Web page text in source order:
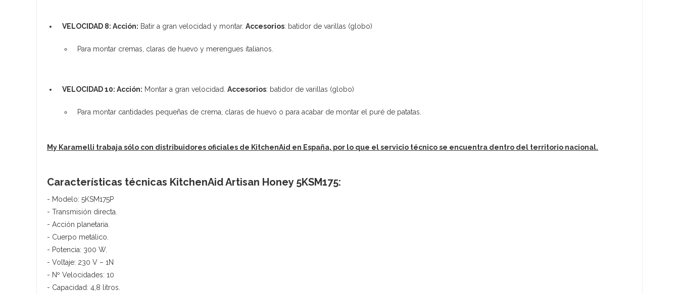
VELOCIDAD 8: Acción: Batir a gran velocidad y montar. Accesorios: batidor de varillas (globo)
Para montar cremas, claras de huevo y merengues italianos.
VELOCIDAD 10: Acción: Montar a gran velocidad. Accesorios: batidor de varillas (globo)
Para montar cantidades pequeñas de crema, claras de huevo o para acabar de montar el puré de patatas.
My Karamelli trabaja sólo con distribuidores oficiales de KitchenAid en España, por lo que el servicio técnico se encuentra dentro del territorio nacional.
Características técnicas KitchenAid Artisan Honey 5KSM175:
- Modelo: 5KSM175P
- Transmisión directa.
- Acción planetaria.
- Cuerpo metálico.
- Potencia: 300 W.
- Voltaje: 230 V – 1N
- Nº Velocidades: 10
- Capacidad: 4,8 litros.